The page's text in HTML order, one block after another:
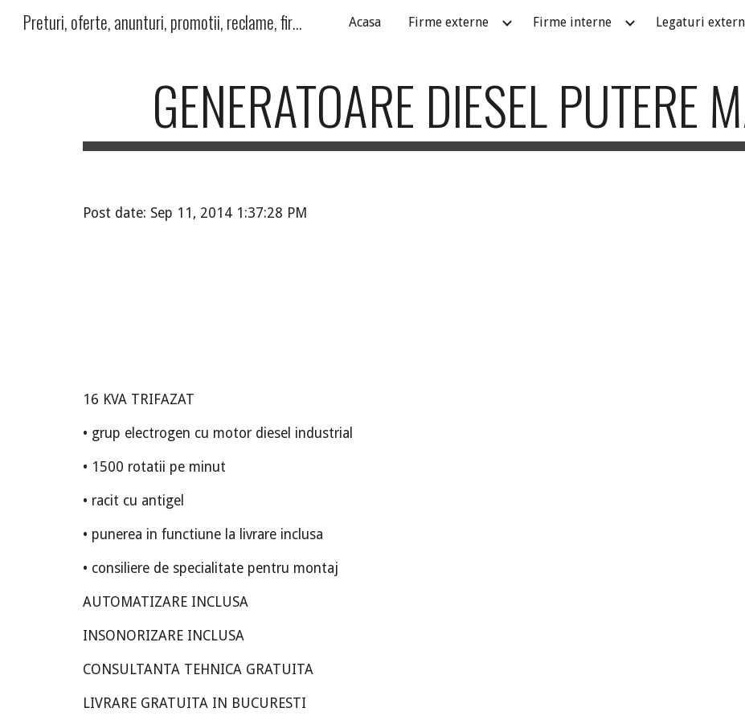
Skip to main content Skip to navigation
Preturi, oferte, anunturi, promotii, reclame, firme, produse, servicii Acasa Firme externe Firme interne Legaturi
GENERATOARE DIESEL PUTERE
Post date: Sep 11, 2014 1:37:28 PM
16 KVA TRIFAZAT
• grup electrogen cu motor diesel industrial
• 1500 rotatii pe minut
• racit cu antigel
• punerea in functiune la livrare inclusa
• consiliere de specialitate pentru montaj
AUTOMATIZARE INCLUSA
INSONORIZARE INCLUSA
CONSULTANTA TEHNICA GRATUITA
LIVRARE GRATUITA IN BUCURESTI